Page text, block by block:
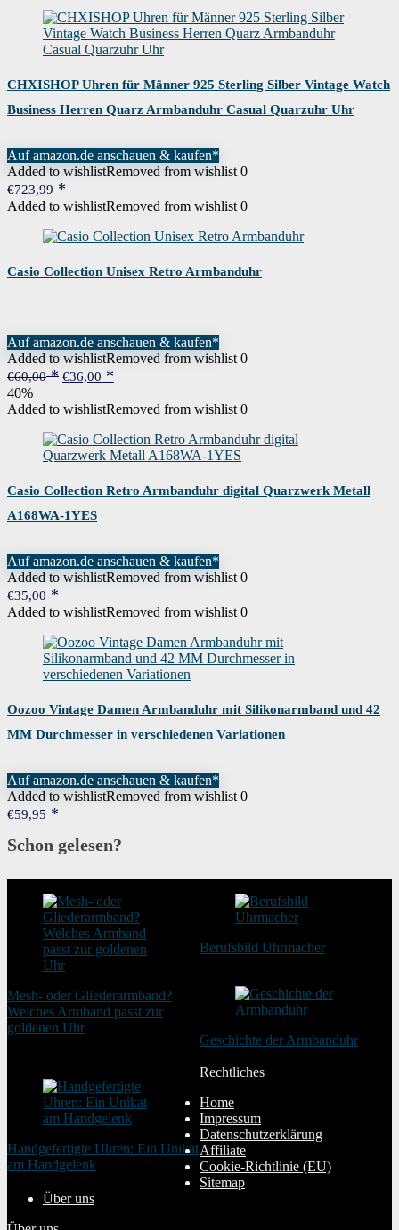
CHXISHOP Uhren für Männer 925 Sterling Silber Vintage Watch
Business Herren Quarz Armbanduhr Casual Quarzuhr Uhr
Auf amazon.de anschauen & kaufen*
Added to wishlistRemoved from wishlist 0
€723,99
Added to wishlistRemoved from wishlist 0
Casio Collection Unisex Retro Armbanduhr
Auf amazon.de anschauen & kaufen*
Added to wishlistRemoved from wishlist 0
€60,00
Ursprünglicher
war:
€60,00
€36,00
ist:
€36,00.
40%
Added to wishlistRemoved from wishlist 0
Casio Collection Retro Armbanduhr digital Quarzwerk Metall
A168WA-1YES
Auf amazon.de anschauen & kaufen*
Added to wishlistRemoved from wishlist 0
€35,00
Added to wishlistRemoved from wishlist 0
Oozoo Vintage Damen Armbanduhr mit Silikonarmband und 42
MM Durchmesser in verschiedenen Variationen
Auf amazon.de anschauen & kaufen*
Added to wishlistRemoved from wishlist 0
€59,95
Schon gelesen?
Mesh- oder Gliederarmband?
Welches Armband passt zur
goldenen Uhr
Berufsbild Uhrmacher
Geschichte der Armbanduhr
Handgefertigte Uhren: Ein Unikat
am Handgelenk
Rechtliches
Home
Impressum
Datenschutzerklärung
Affiliate
Cookie-Richtlinie (EU)
Sitemap
Über uns